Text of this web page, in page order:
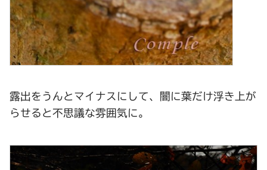
露出をうんとマイナスにして、闇に葉だけ浮き上が
らせると不思議な雰囲気に。